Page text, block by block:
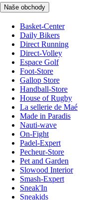
Naše obchody
Basket-Center
Daily Bikers
Direct Running
Direct-Volley
Espace Golf
Foot-Store
Gallop Store
Handball-Store
House of Rugby
La sellerie de Maé
Made in Paradis
Nauti-wave
On-Fight
Padel-Expert
Pecheur-Store
Pet and Garden
Slowood Interior
Smash-Expert
Sneak'In
Sneakids